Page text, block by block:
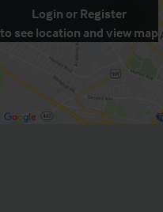
Login or Register
to see location and view map